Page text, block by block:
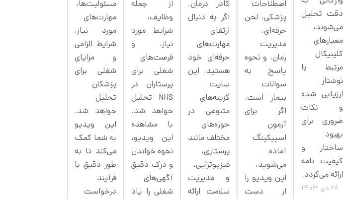
دقت تحلیل
می‌شوند،
معیارهای
کلینیکال
مرتبط با
نوشتار
ارزیابی شده
و نکات
ضروری برای
بهبود
ساختار و
کیفیت نامه
ارائه می‌گردد.
28 دی 1403
اصطلاحات
پزشکی، لحن
حرفه‌ای،
مدیریت
زمان، و نحوه
پاسخ به
سوالات
بیمار است.
اگر برای
آزمون
اسپیکینگ
آماده
می‌شوید،
این ویدیو را
از دست
کادر درمان.
اگر به دنبال
ارتقای
مهارت‌های
حرفه‌ای خود
هستید، این
سایت
گزینه‌های
متنوعی در
حوزه‌های
مختلف مانند
پرستاری،
فیزیوتراپی،
و مدیریت
سلامت ارائه
از جمله
وظایف،
شرایط مورد
نیاز، و
فرصت‌های
شغلی برای
پرستاران در
NHS تحلیل
خواهد شد.
با مشاهده
این ویدیو،
نحوه خواندن
و درک دقیق
آگهی‌های
شغلی را یاد
مسئولیت‌ها،
مهارت‌های
مورد نیاز،
شرایط الزامی
و مزایای
شغلی برای
پزشکان
تحلیل
خواهد شد.
این ویدیو
به شما کمک
می‌کند تا به
طور دقیق با
فرآیند
درخواست